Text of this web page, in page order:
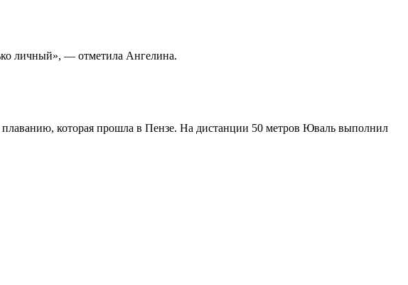
личный», — отметила Ангелина.
которая прошла в Пензе. На дистанции 50 метров Юваль выполнил